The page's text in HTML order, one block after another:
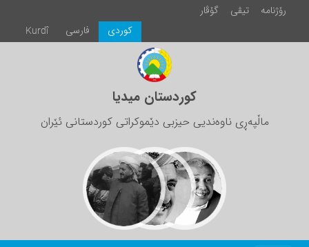
رۆژنامە تیڤی
گۆڤار
Kurdî
فارسی كوردی
کوردستان میدیا
ماڵپەڕی ناوەندیی حیزبی دێموکراتی کوردستانی ئێران